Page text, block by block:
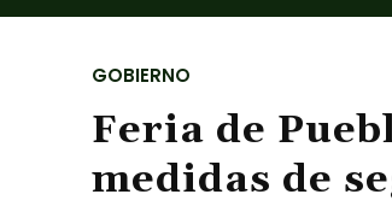
GOBIERNO
Feria de
medidas de